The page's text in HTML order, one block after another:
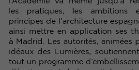
les pratiques, les ambitions
principes de l’architecture
ainsi mettre en application ses
à Madrid. Les autorités, animées
idéaux des Lumières,
tout un programme